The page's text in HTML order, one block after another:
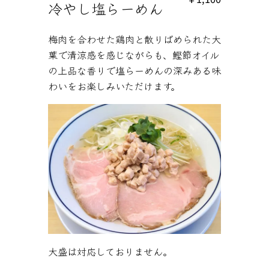
冷やし塩らーめん
梅肉を合わせた鶏肉と散りばめられた大
葉で清涼感を感じながらも、鰹節オイル
の上品な香りで塩らーめんの深みある味
わいをお楽しみいただけます。
大盛は対応しておりません。